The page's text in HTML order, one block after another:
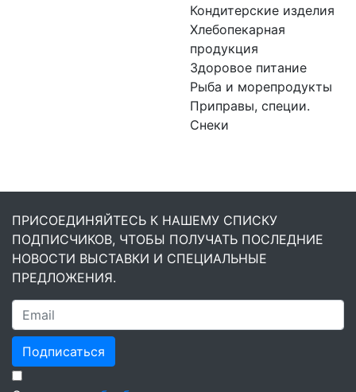
Кондитерские изделия
Хлебопекарная
продукция
Здоровое питание
Рыба и морепродукты
Приправы, специи.
Снеки
ПРИСОЕДИНЯЙТЕСЬ К НАШЕМУ СПИСКУ
ПОДПИСЧИКОВ, ЧТОБЫ ПОЛУЧАТЬ ПОСЛЕДНИЕ
НОВОСТИ ВЫСТАВКИ И СПЕЦИАЛЬНЫЕ
ПРЕДЛОЖЕНИЯ.
Подписаться